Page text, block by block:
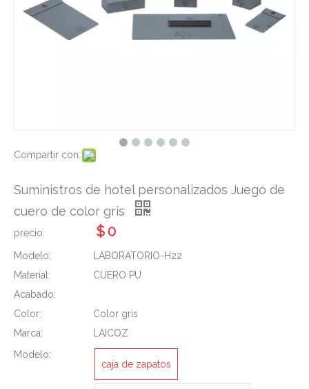
Compartir con:
Suministros de hotel personalizados Juego de
cuero de color gris
precio: $0
Modelo:
LABORATORIO-H22
Material:
CUERO PU
Acabado:
Color:
Color gris
Marca:
LAICOZ
Modelo:
caja de zapatos